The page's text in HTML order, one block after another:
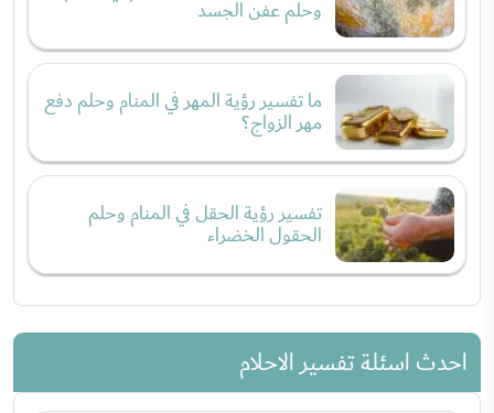
وحلم عفن الجسد
ما تفسير رؤية المهر في المنام وحلم دفع
مهر الزواج؟
تفسير رؤية الحقل في المنام وحلم
الحقول الخضراء
احدث اسئلة تفسير الاحلام